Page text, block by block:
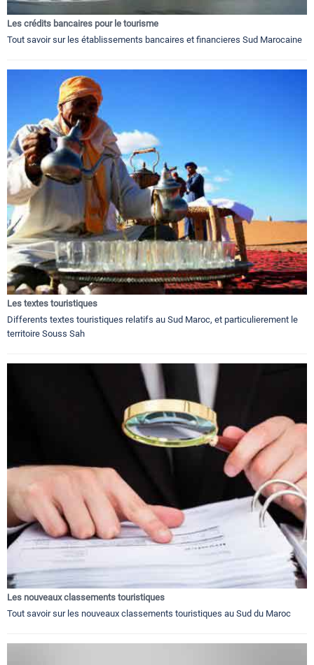
Les crédits bancaires pour le tourisme
Tout savoir sur les établissements bancaires et financieres Sud Marocaine
Les textes touristiques
Differents textes touristiques relatifs au Sud Maroc, et particulierement le
territoire Souss Sah
Les nouveaux classements touristiques
Tout savoir sur les nouveaux classements touristiques au Sud du Maroc